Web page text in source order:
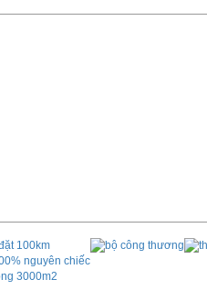
100km
nguyên chiếc
3000m2